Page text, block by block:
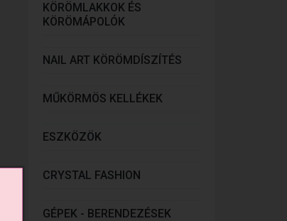
KÖRÖMLAKKOK ÉS
KÖRÖMÁPOLÓK
NAIL ART KÖRÖMDÍSZÍTÉS
MŰKÖRMÖS KELLÉKEK
ESZKÖZÖK
CRYSTAL FASHION
GÉPEK - BERENDEZÉSEK